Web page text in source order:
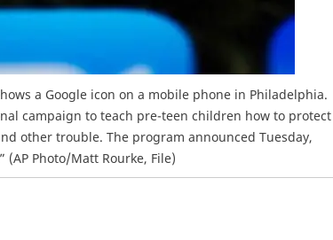
a Google icon on a mobile phone in Philadelphia.
campaign to teach pre-teen children how to protect
other trouble. The program announced Tuesday,
(AP Photo/Matt Rourke, File)